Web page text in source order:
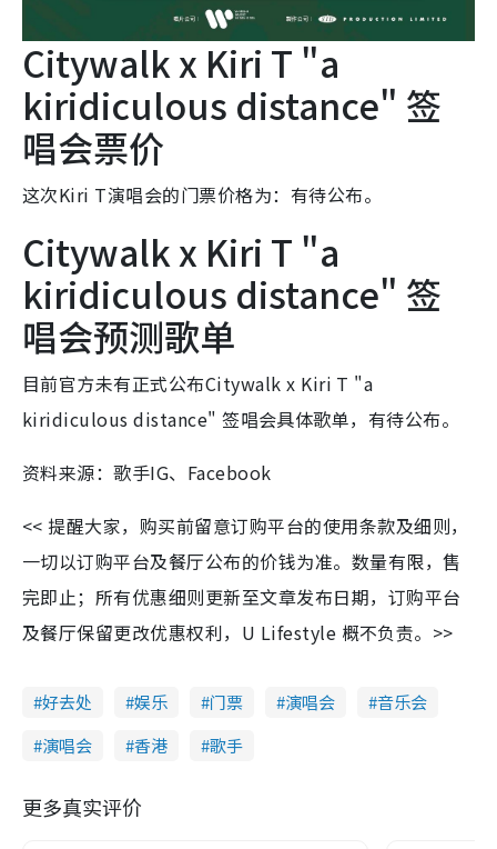
Citywalk x Kiri T "a
kiridiculous distance" 签
唱会票价
这次Kiri T演唱会的门票价格为：有待公布。
Citywalk x Kiri T "a
kiridiculous distance" 签
唱会预测歌单
目前官方未有正式公布Citywalk x Kiri T "a
kiridiculous distance" 签唱会具体歌单，有待公布。
资料来源：歌手IG、Facebook
<< 提醒大家，购买前留意订购平台的使用条款及细则，
一切以订购平台及餐厅公布的价钱为准。数量有限，售
完即止；所有优惠细则更新至文章发布日期，订购平台
及餐厅保留更改优惠权利，U Lifestyle 概不负责。>>
好去处 娱乐 门票 演唱会
音乐会
演唱会
香港 歌手
更多真实评价